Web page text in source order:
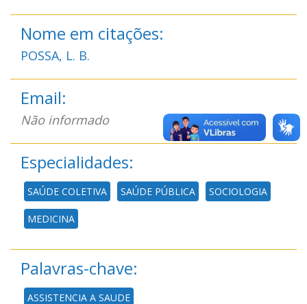
Nome em citações:
POSSA, L. B.
Email:
Não informado
Especialidades:
SAÚDE COLETIVA SAÚDE PÚBLICA SOCIOLOGIA
MEDICINA
Palavras-chave:
ASSISTENCIA A SAUDE